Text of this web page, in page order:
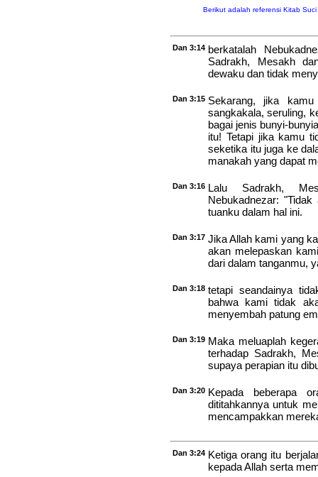
Berikut adalah referensi Kitab
Dan 3:14 berkatalah
Sadrakh, Mesakh
dewaku dan tidak
Dan 3:15 Sekarang, jika
sangkakala, seruling,
bagai jenis bunyi-
itu! Tetapi jika kamu
seketika itu juga ke
manakah yang dapat
Dan 3:16 Lalu Sadrakh,
Nebukadnezar:
tuanku dalam hal ini.
Dan 3:17 Jika Allah kami yang
akan melepaskan
dari dalam tanganmu,
Dan 3:18 tetapi seandainya
bahwa kami tidak
menyembah patung
Dan 3:19 Maka meluaplah
terhadap Sadrakh,
supaya perapian itu
Dan 3:20 Kepada beberapa
dititahkannya untuk
mencampakkan
Dan 3:24 Ketiga orang itu
kepada Allah serta